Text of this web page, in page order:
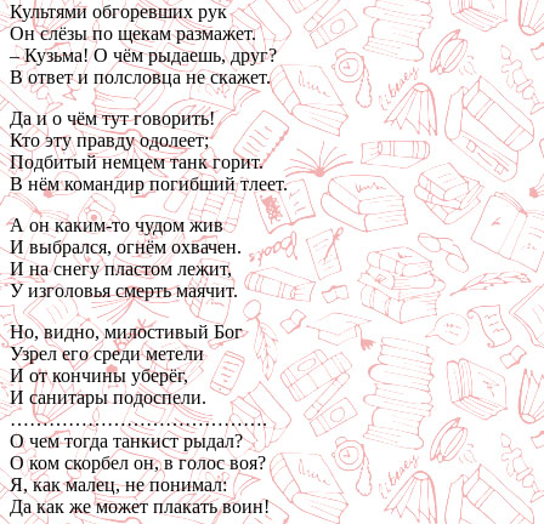
Культями обгоревших рук
Он слёзы по щекам размажет.
– Кузьма! О чём рыдаешь, друг?
В ответ и полсловца не скажет.
Да и о чём тут говорить!
Кто эту правду одолеет;
Подбитый немцем танк горит.
В нём командир погибший тлеет.
А он каким-то чудом жив
И выбрался, огнём охвачен.
И на снегу пластом лежит,
У изголовья смерть маячит.
Но, видно, милостивый Бог
Узрел его среди метели
И от кончины уберёг,
И санитары подоспели.
………………………………….
О чем тогда танкист рыдал?
О ком скорбел он, в голос воя?
Я, как малец, не понимал:
Да как же может плакать воин!